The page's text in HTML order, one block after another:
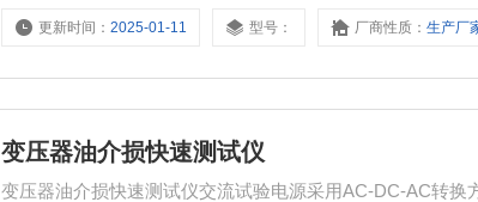
更新时间：2025-01-11 型号： 厂商性质：生产厂
变压器油介损快速测试仪
变压器油介损快速测试仪交流试验电源采用AC-DC-AC转